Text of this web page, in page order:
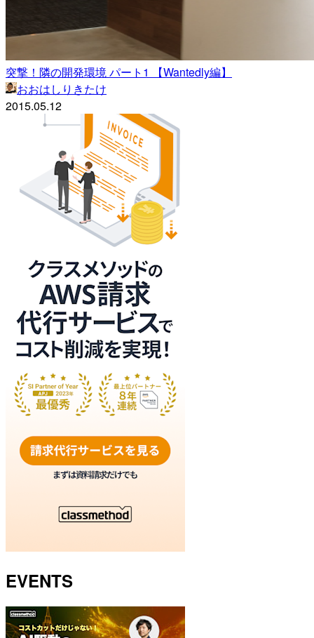
突撃！隣の開発環境 パート1 【Wantedly編】
おおはしりきたけ
2015.05.12
EVENTS